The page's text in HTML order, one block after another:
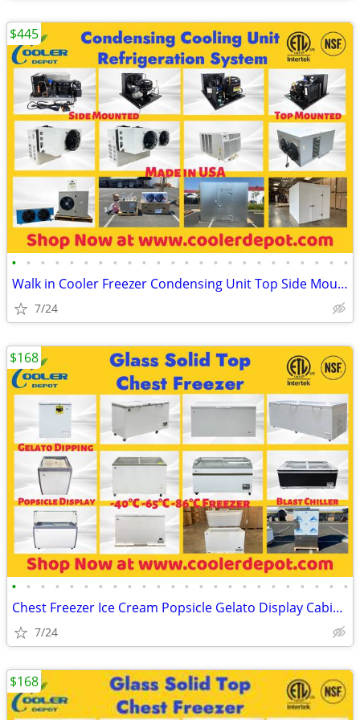
• • • • • • • • • • • • • • • • • • • • • • • •
Walk in Cooler Freezer Condensing Unit Top Side Mounted Refrigeration
7/24
$445
• • • • • • • • • • • • • • • • • • • • • • • •
Chest Freezer Ice Cream Popsicle Gelato Display Cabinet (100%NEW) RES
7/24
$168
$168